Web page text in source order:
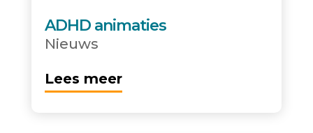
ADHD animaties
Nieuws
Lees meer